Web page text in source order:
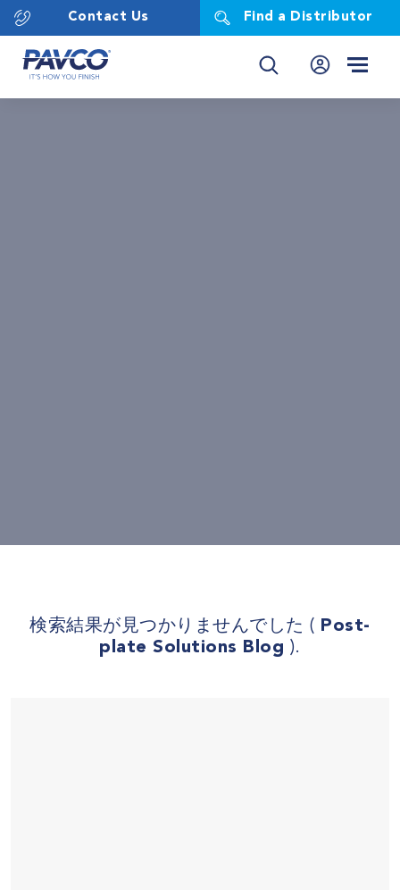
Contact Us Find a Distributor
検索結果が見つかりませんでした ( Post-
plate Solutions Blog ).